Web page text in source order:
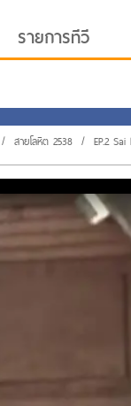
รายการทีวี
/ สายโลหิต 2538 / EP.2